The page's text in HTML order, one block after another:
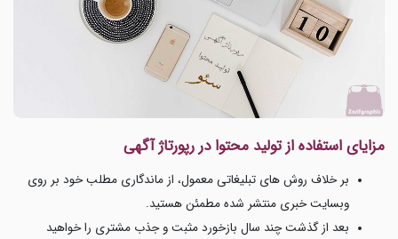
مزایای استفاده از تولید محتوا در رپورتاژ آگهی
بر خلاف روش های تبلیغاتی معمول، از ماندگاری مطلب خود بر روی
وبسایت خبری منتشر شده مطمئن هستید.
بعد از گذشت چند سال بازخورد مثبت و جذب مشتری را خواهید